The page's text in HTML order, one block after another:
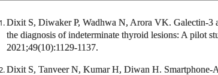
Dixit S, Diwaker P, Wadhwa N, Arora VK. Galectin-3
the diagnosis of indeterminate thyroid lesions: A pilot
2021;49(10):1129-1137.
Dixit S, Tanveer N, Kumar H, Diwan H. Smartphone-